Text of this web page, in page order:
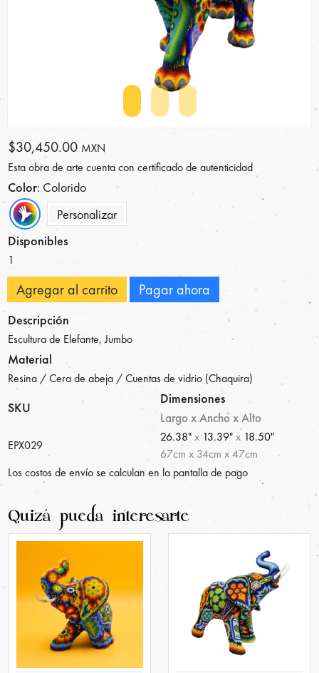
$30,450.00 MXN
Esta obra de arte cuenta con certificado de autenticidad
Color: Colorido
Personalizar
Disponibles
1
Agregar al carrito Pagar ahora
Descripción
Escultura de Elefante, Jumbo
Material
Resina / Cera de abeja / Cuentas de vidrio (Chaquira)
SKU
Dimensiones
Largo x Ancho x Alto
EPX029
26.38"x 13.39"x 18.50"
67cm x 34cm x47cm
Los costos de envío se calculan en la pantalla de pago
Quizá pueda interesarte